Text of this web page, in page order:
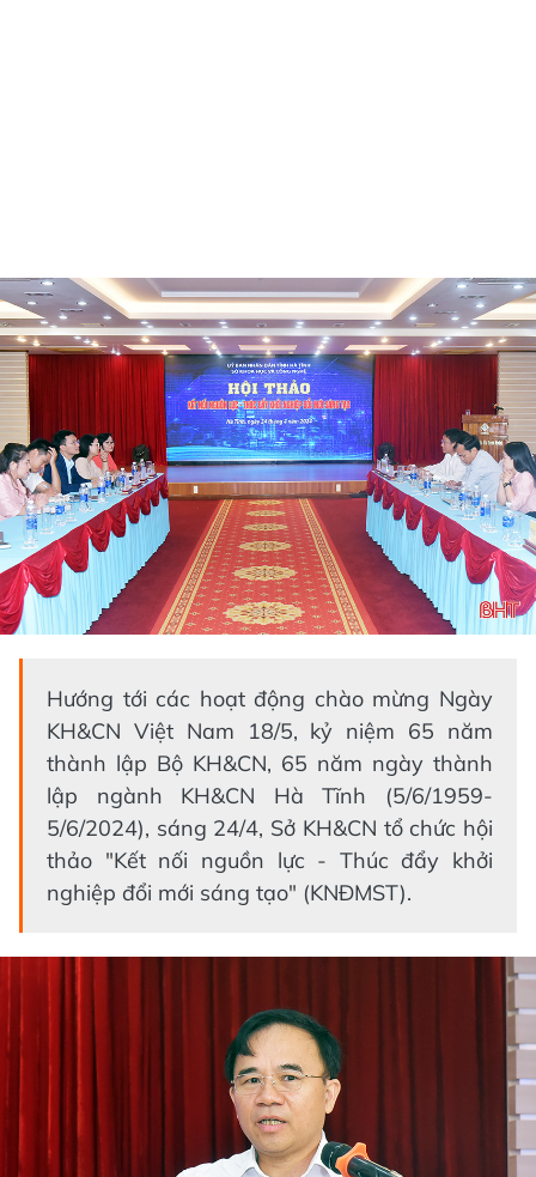
Hướng tới các hoạt động chào mừng Ngày
KH&CN Việt Nam 18/5, kỷ niệm 65 năm
thành lập Bộ KH&CN, 65 năm ngày thành
lập ngành KH&CN Hà Tĩnh (5/6/1959-
5/6/2024), sáng 24/4, Sở KH&CN tổ chức hội
thảo "Kết nối nguồn lực - Thúc đẩy khởi
nghiệp đổi mới sáng tạo" (KNĐMST).